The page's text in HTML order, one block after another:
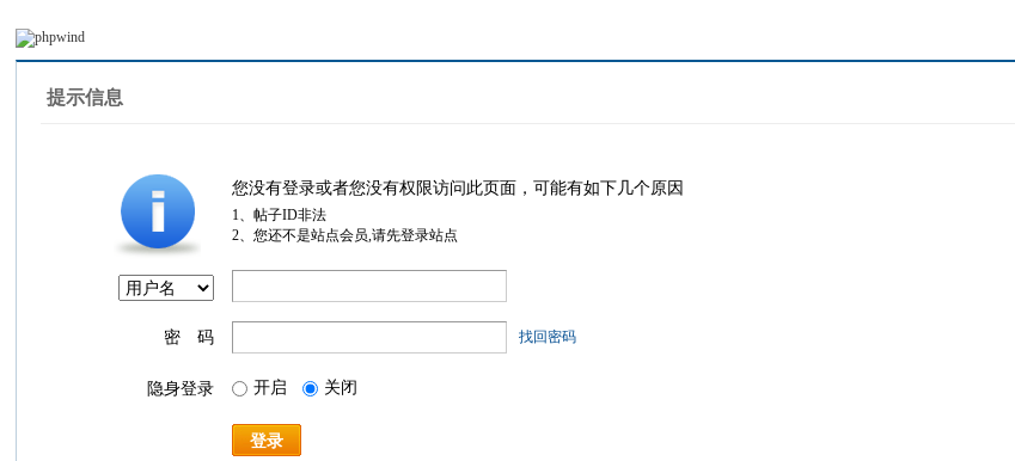
提示信息
您没有登录或者您没有权限访问此页面，可能有如下几个原因
1、帖子ID非法
2、您还不是站点会员,请先登录站点
密 码 找回密码
隐身登录 开启 关闭
登录